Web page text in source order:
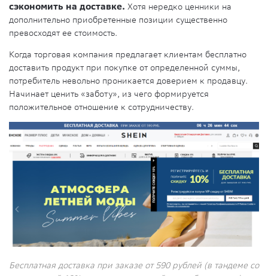
сэкономить на доставке. Хотя нередко ценники на
дополнительно приобретенные позиции существенно
превосходят ее стоимость.
Когда торговая компания предлагает клиентам бесплатно
доставить продукт при покупке от определенной суммы,
потребитель невольно проникается доверием к продавцу.
Начинает ценить «заботу», из чего формируется
положительное отношение к сотрудничеству.
Бесплатная доставка при заказе от 590 рублей (в тандеме со